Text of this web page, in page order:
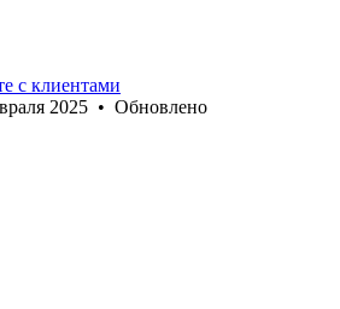
с клиентами
2025 • Обновлено